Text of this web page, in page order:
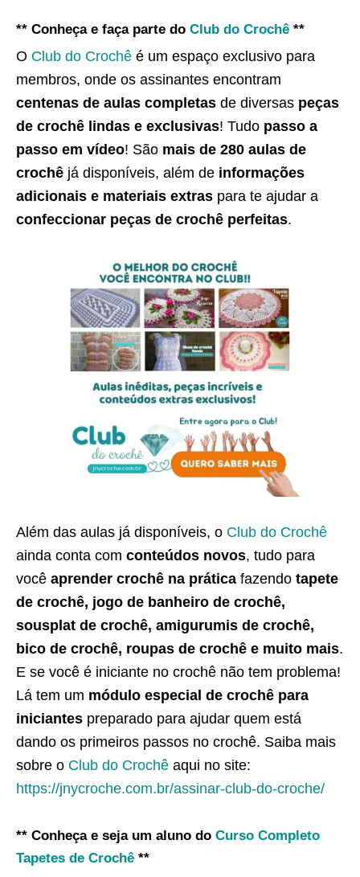
** Conheça e faça parte do Club do Crochê **
O Club do Crochê é um espaço exclusivo para
membros, onde os assinantes encontram
centenas de aulas completas de diversas peças
de crochê lindas e exclusivas! Tudo passo a
passo em vídeo! São mais de 280 aulas de
crochê já disponíveis, além de informações
adicionais e materiais extras para te ajudar a
confeccionar peças de crochê perfeitas.
Além das aulas já disponíveis, o Club do Crochê
ainda conta com conteúdos novos, tudo para
você aprender crochê na prática fazendo tapete
de crochê, jogo de banheiro de crochê,
sousplat de crochê, amigurumis de crochê,
bico de crochê, roupas de crochê e muito mais.
E se você é iniciante no crochê não tem problema!
Lá tem um módulo especial de crochê para
iniciantes preparado para ajudar quem está
dando os primeiros passos no crochê. Saiba mais
sobre o Club do Crochê aqui no site:
https://jnycroche.com.br/assinar-club-do-croche/
** Conheça e seja um aluno do Curso Completo
Tapetes de Crochê **